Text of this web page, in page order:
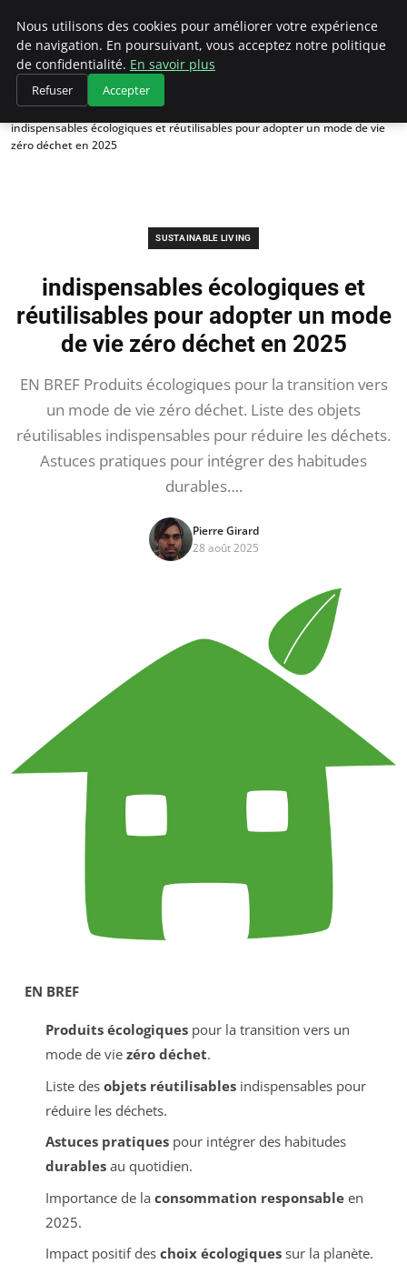
Climategatecountryclub.com
Accueil
Sustainable Living
indispensables écologiques et réutilisables pour adopter un mode de vie
zéro déchet en 2025
SUSTAINABLE LIVING
indispensables écologiques et
réutilisables pour adopter un mode
de vie zéro déchet en 2025
EN BREF Produits écologiques pour la transition vers
un mode de vie zéro déchet. Liste des objets
réutilisables indispensables pour réduire les déchets.
Astuces pratiques pour intégrer des habitudes
durables….
Pierre Girard
28 août 2025
EN BREF
Produits écologiquespour la transition vers un
mode de vie zéro déchet.
Liste des objets réutilisablesindispensables pour
réduire les déchets.
Astuces pratiquespour intégrer des habitudes
durablesau quotidien.
Importance de la consommation responsableen
2025.
Impact positif des choix écologiquessur la planète.
Nous utilisons des cookies pour améliorer votre expérience
de navigation. En poursuivant, vous acceptez notre politique
de confidentialité. En savoir plus
Refuser Accepter